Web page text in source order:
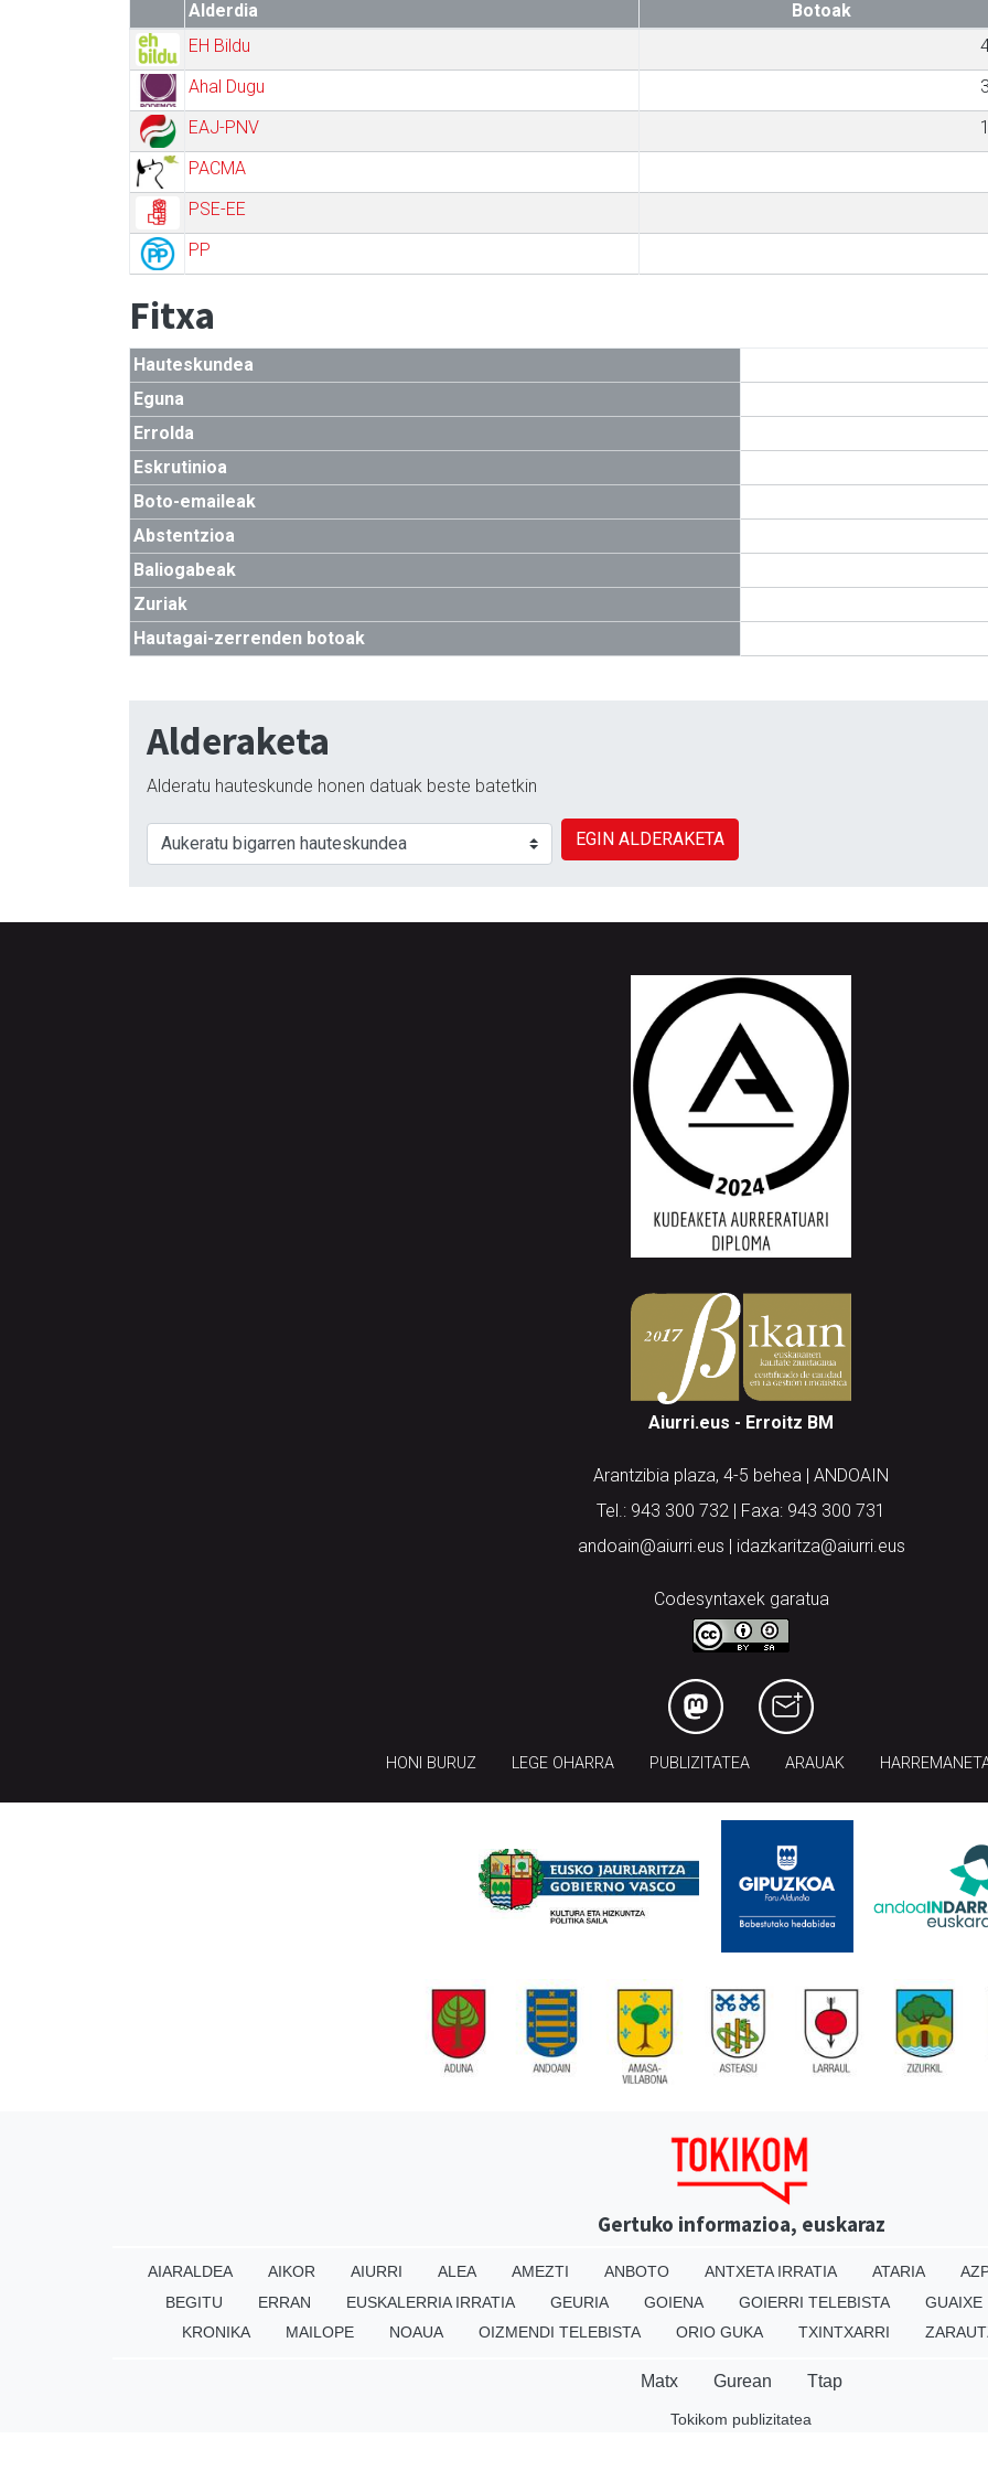
Alderdia Botoak
EH Bildu
Ahal Dugu
EAJ-PNV
PACMA
PSE-EE
PP
Fitxa
Hauteskundea
Eguna
Errolda
Eskrutinioa
Boto-emaileak
Abstentzioa
Baliogabeak
Zuriak
Hautagai-zerrenden botoak
Alderaketa
Alderatu hauteskunde honen datuak beste batetkin
EGIN ALDERAKETA
Aiurri.eus - Erroitz BM
Arantzibia plaza, 4-5 behea | ANDOAIN
Tel.: 943 300 732 | Faxa: 943 300 731
andoain@aiurri.eus | idazkaritza@aiurri.eus
Codesyntaxek garatua
HONI BURUZ LEGE OHARRA PUBLIZITATEA ARAUAK
Gertuko informazioa, euskaraz
AIARALDEA AIKOR AIURRI ALEA AMEZTI ANBOTO ANTXETA IRRATIA ATARIA
BEGITU
ERRAN EUSKALERRIA IRRATIA GEURIA GOIENA GOIERRI TELEBISTA GUAIXE
KRONIKA
MAILOPE NOAUA OIZMENDI TELEBISTA ORIO GUKA TXINTXARRI
Matx Gurean Ttap
Tokikom publizitatea